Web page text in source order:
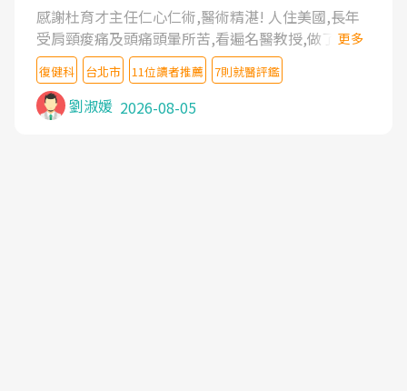
感謝杜育才主任仁心仁術,醫術精湛! 人住美國,長年
受肩頸痠痛及頭痛頭暈所苦,看遍名醫教授,做了各種
檢查,也嘗試過西醫打針,中醫針灸及物理徒手治療都
沒有用,後來連吃到嗎啡類止痛藥都效果有限,只是壓
症狀,沒多久就痛起來,多年失眠嚴重影響生活品質.
台灣親友介紹忠孝醫院杜育才主任是頸頭症候群專
更多
復健科 台北市 11位讀者推薦 7則就醫評鑑
劉淑媛 2026-08-05